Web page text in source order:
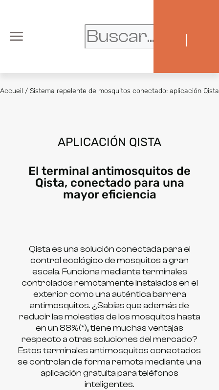
Accueil / Sistema repelente de mosquitos conectado: aplicación Qista
APLICACIÓN QISTA
El terminal antimosquitos de
Qista, conectado para una
mayor eficiencia
Qista es una solución conectada para el
control ecológico de mosquitos a gran
escala. Funciona mediante terminales
controlados remotamente instalados en el
exterior como una auténtica barrera
antimosquitos. ¿Sabías que además de
reducir las molestias de los mosquitos hasta
en un 88%(*), tiene muchas ventajas
respecto a otras soluciones del mercado?
Estos terminales antimosquitos conectados
se controlan de forma remota mediante una
aplicación gratuita para teléfonos
inteligentes.